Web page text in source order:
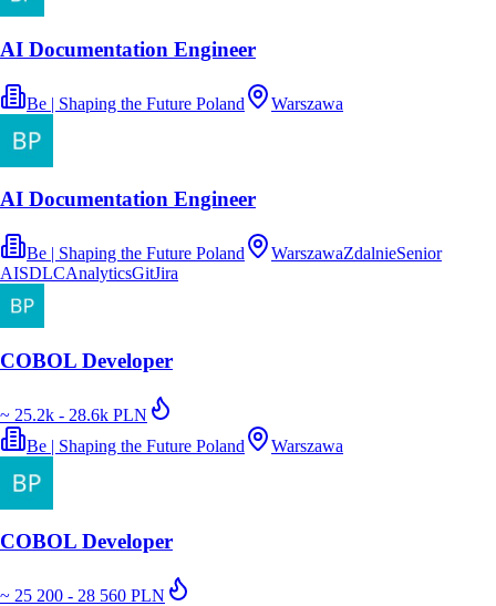
AI Documentation Engineer
Be | Shaping the Future Poland Warszawa
AI Documentation Engineer
Be | Shaping the Future Poland WarszawaZdalnieSenior
AISDLCAnalyticsGitJira
COBOL Developer
~ 25.2k - 28.6k PLN
Be | Shaping the Future Poland
Warszawa
COBOL Developer
~ 25 200 - 28 560 PLN